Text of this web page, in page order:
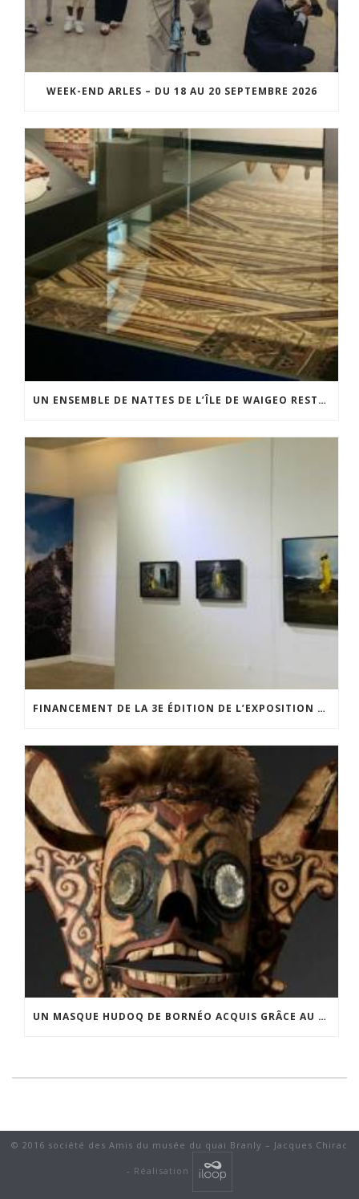
WEEK-END ARLES – DU 18 AU 20 SEPTEMBRE 2026
UN ENSEMBLE DE NATTES DE L’ÎLE DE WAIGEO RESTAURÉ GRÂCE AU SOUTIEN DU CERCLE LÉVI-STRAUSS
FINANCEMENT DE LA 3E ÉDITION DE L’EXPOSITION DU PRIX POUR LA PHOTOGRAPHIE PAR LE CERCLE POUR LA PHOTOGRAPHIE ET L’ART CONTEMPORAIN
UN MASQUE HUDOQ DE BORNÉO ACQUIS GRÂCE AU SOUTIEN DU CERCLE LÉVI-STRAUSS
© 2016 société des Amis du musée du quai Branly – Jacques Chirac
- Réalisation